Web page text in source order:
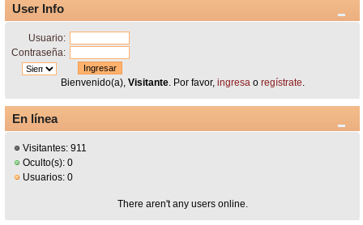
User Info
Usuario:
Contraseña:
Bienvenido(a), Visitante. Por favor, ingresa o regístrate
En línea
Visitantes: 911
Oculto(s): 0
Usuarios: 0
There aren't any users online.